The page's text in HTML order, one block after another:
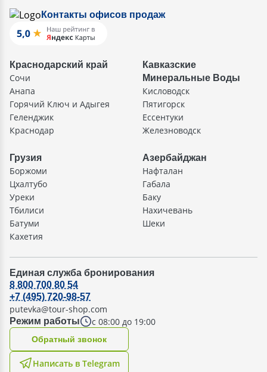
Контакты офисов продаж
Краснодарский край
Сочи
Анапа
Горячий Ключ и Адыгея
Геленджик
Краснодар
Кавказские
Минеральные Воды
Кисловодск
Пятигорск
Ессентуки
Железноводск
Грузия
Боржоми
Цхалтубо
Уреки
Тбилиси
Батуми
Кахетия
Азербайджан
Нафталан
Габала
Баку
Нахичевань
Шеки
Единая служба бронирования
Режим работы с 08:00 до 19:00
8 800 700 80 54
+7 (495) 720-98-57
putevka@tour-shop.com
Написать в Telegram
Oбратный звонок